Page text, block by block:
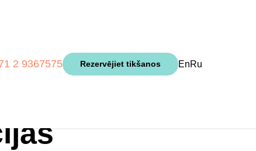
2 9367575 Rezervējiet tikšanos EnRu